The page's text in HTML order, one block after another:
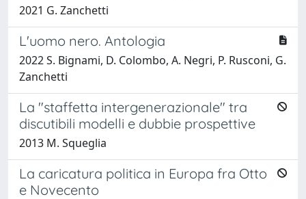
2021 G. Zanchetti
L'uomo nero. Antologia
2022 S. Bignami, D. Colombo, A. Negri, P. Rusconi, G.
Zanchetti
La "staffetta intergenerazionale" tra
discutibili modelli e dubbie prospettive
2013 M. Squeglia
La caricatura politica in Europa fra Otto
e Novecento